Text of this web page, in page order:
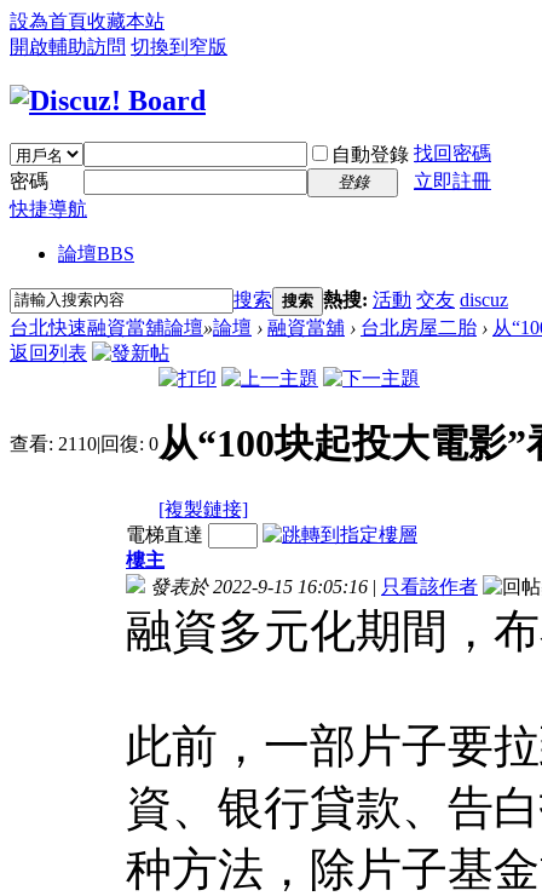
設為首頁收藏本站
開啟輔助訪問 切換到窄版
自動登錄 找回密碼
密碼
登錄
立即註冊
快捷導航
論壇BBS
搜索 搜索 熱搜: 活動 交友 discuz
台北快速融資當舖論壇»論壇 › 融資當舖 › 台北房屋二胎 › 从
返回列表
查看: 2110|回復: 0从“100块起投大電影
[複製鏈接]
電梯直達
樓主
發表於 2022-9-15 16:05:16 | 只看該作者
融資多元化期間，
此前，一部片子要
資、银行貸款、告
种方法，除片子基